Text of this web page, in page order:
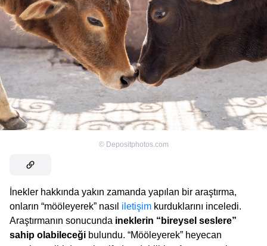
© Depositphotos.com
İnekler hakkında yakın zamanda yapılan bir araştırma,
onların “mööleyerek” nasıl iletişim kurduklarını inceledi.
Araştırmanın sonucunda ineklerin “bireysel seslere”
sahip olabileceği bulundu. “Mööleyerek” heyecan